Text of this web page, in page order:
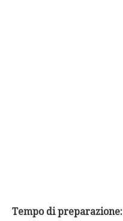
Tempo di preparazione: